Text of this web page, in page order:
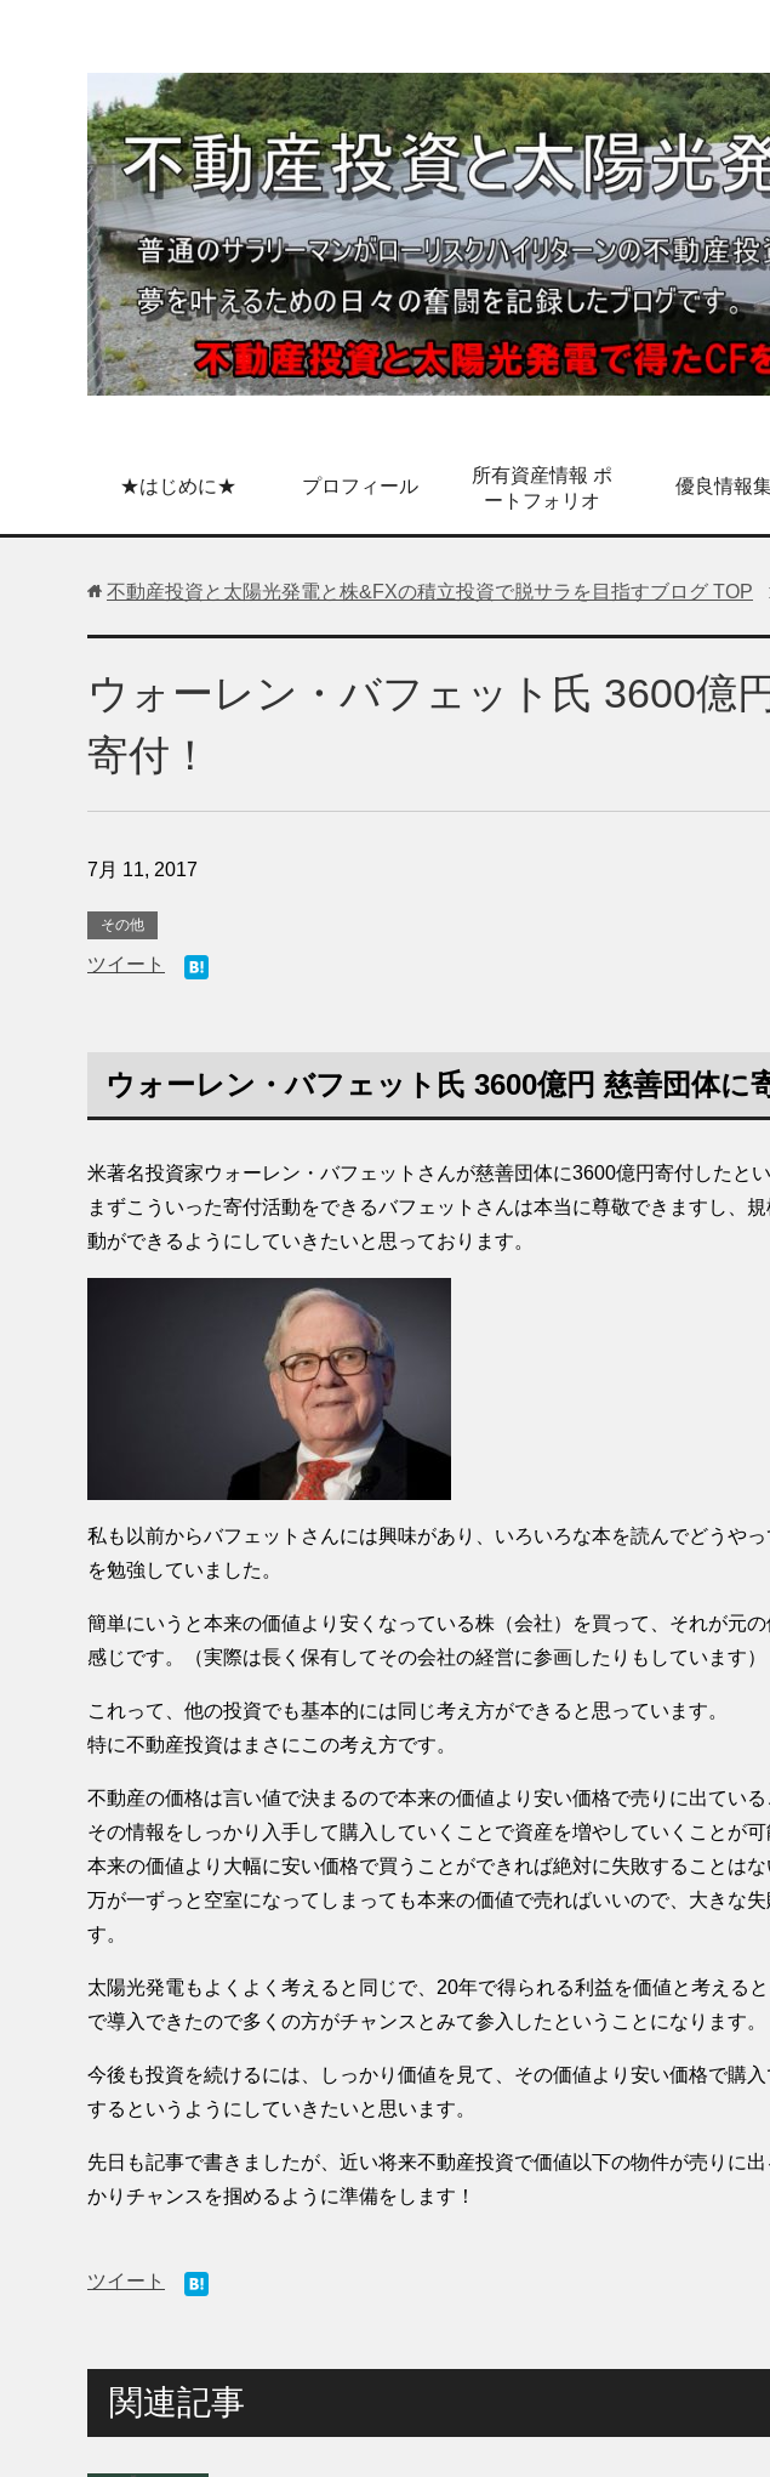
★はじめに★ プロフィール
所有資産情報 ポ
ートフォリオ
優良情報
不動産投資と太陽光発電と株&FXの積立投資で脱サラを目指すブログ TOP
ウォーレン・バフェット氏 3600億
寄付！
7月 11, 2017
その他
ツイート
ウォーレン・バフェット氏 3600億円 慈善団体に
米著名投資家ウォーレン・バフェットさんが慈善団体に3600億円寄付したと
まずこういった寄付活動をできるバフェットさんは本当に尊敬できますし、
動ができるようにしていきたいと思っております。
私も以前からバフェットさんには興味があり、いろいろな本を読んでどうや
を勉強していました。
簡単にいうと本来の価値より安くなっている株（会社）を買って、それが元
感じです。（実際は長く保有してその会社の経営に参画したりもしています）
これって、他の投資でも基本的には同じ考え方ができると思っています。
特に不動産投資はまさにこの考え方です。
不動産の価格は言い値で決まるので本来の価値より安い価格で売りに出ている
その情報をしっかり入手して購入していくことで資産を増やしていくことが可
本来の価値より大幅に安い価格で買うことができれば絶対に失敗することはな
万が一ずっと空室になってしまっても本来の価値で売ればいいので、大きな
す。
太陽光発電もよくよく考えると同じで、20年で得られる利益を価値と考える
で導入できたので多くの方がチャンスとみて参入したということになります。
今後も投資を続けるには、しっかり価値を見て、その価値より安い価格で購
するというようにしていきたいと思います。
先日も記事で書きましたが、近い将来不動産投資で価値以下の物件が売りに
かりチャンスを掴めるように準備をします！
ツイート
関連記事